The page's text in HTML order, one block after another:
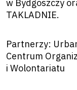
w Bydgoszczy
TAKLADNIE.
Partnerzy:
Centrum
i Wolontariatu